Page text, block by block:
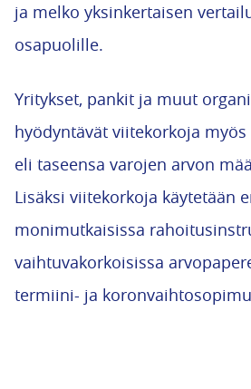
ja melko yksinkertaisen
osapuolille.
Yritykset, pankit ja muut
hyödyntävät viitekorkoja
eli taseensa varojen arvon
Lisäksi viitekorkoja käytetään
monimutkaisissa
vaihtuvakorkoisissa
termiini- ja